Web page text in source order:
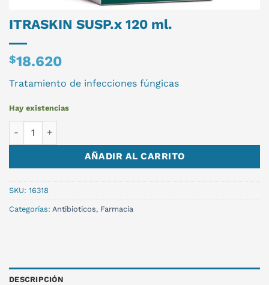
ITRASKIN SUSP.x 120 ml.
$18.620
Tratamiento de infecciones fúngicas
Hay existencias
AÑADIR AL CARRITO
SKU: 16318
Categorías: Antibioticos, Farmacia
DESCRIPCIÓN